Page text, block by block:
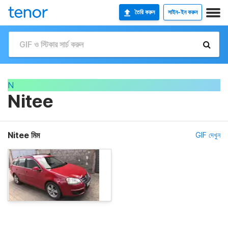
তৈরি করুন সাইন-ইন করুন
N
Nitee
Nitee মিম GIF দেখুন